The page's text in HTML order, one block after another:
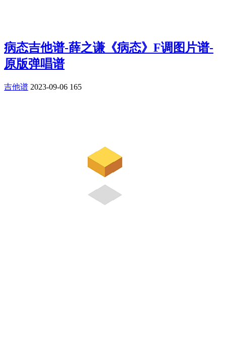
病态吉他谱-薛之谦《病态》F调图片谱-
原版弹唱谱
吉他谱 2023-09-06 165